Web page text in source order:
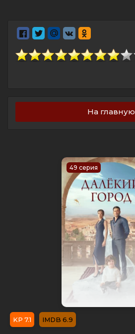
На главную
49 серия
7.1 6.9